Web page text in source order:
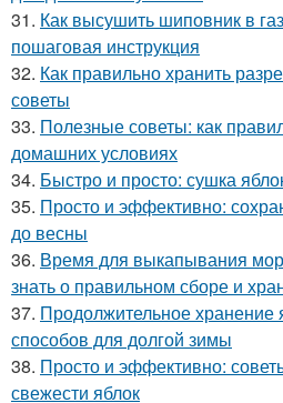
31. Как высушить шиповник в
пошаговая инструкция
32. Как правильно хранить
советы
33. Полезные советы: как
домашних условиях
34. Быстро и просто: сушка
35. Просто и эффективно:
до весны
36. Время для выкапывания
знать о правильном сборе и
37. Продолжительное хранение
способов для долгой зимы
38. Просто и эффективно:
свежести яблок